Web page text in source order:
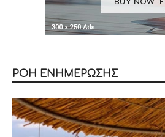
ΡΟΗ ΕΝΗΜΕΡΩΣΗΣ